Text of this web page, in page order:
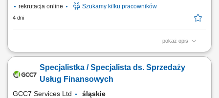
rekrutacja online
Szukamy kilku pracowników
4 dni
pokaż opis
Twoje zadania: Prowadzenie rozmów telefonicznych z klientami
edukacją finansową. Budowanie trwałych relacji z klientami i rozwijanie
współpracy z partnerami biznesowymi. Realizacja planów
Specjalistka / Specjalista ds. Sprzedaży
Usług Finansowych
GCC7 Services Ltd śląskie